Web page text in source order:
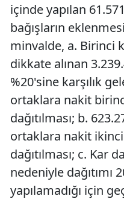
içinde yapılan
bağışların
minvalde, a. Birinci
dikkate alınan
%20'sine karşılık
ortaklara nakit
dağıtılması; b.
ortaklara nakit
dağıtılması; c. Kar
nedeniyle dağıtımı
yapılamadığı için